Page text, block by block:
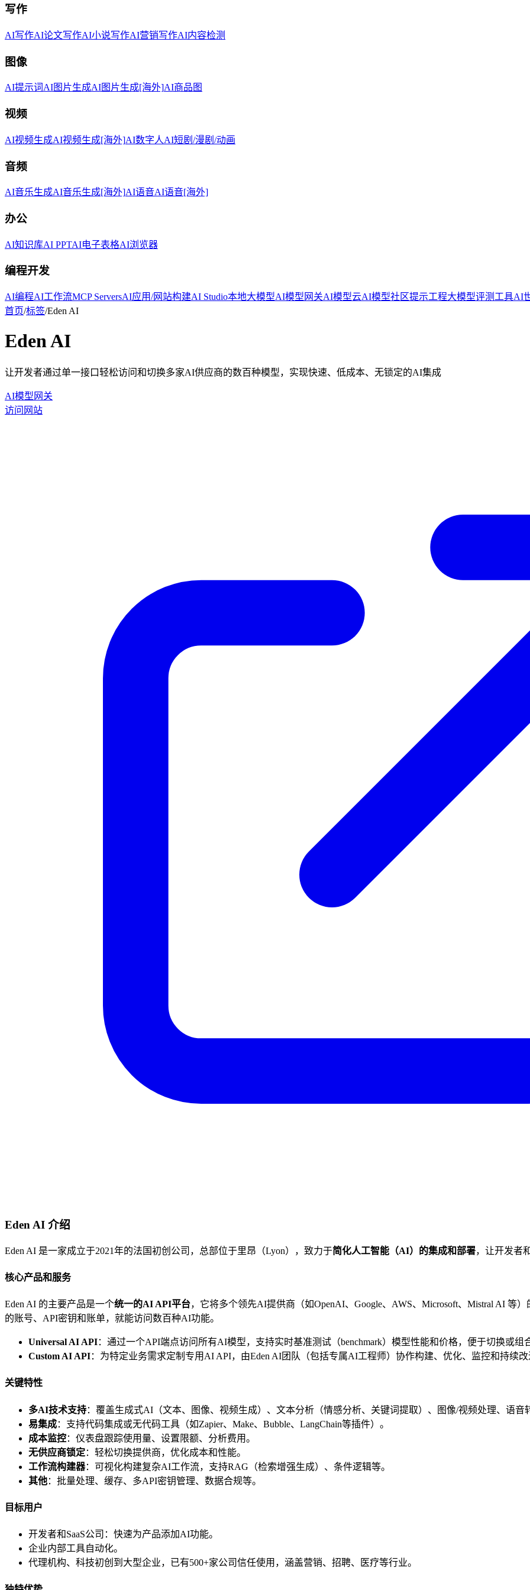
写作
AI写作AI论文写作AI小说写作AI营销写作AI内容检测
图像
AI提示词AI图片生成AI图片生成[海外]AI商品图
视频
AI视频生成AI视频生成[海外]AI数字人AI短剧/漫剧/动画
音频
AI音乐生成AI音乐生成[海外]AI语音AI语音[海外]
办公
AI知识库AI PPTAI电子表格AI浏览器
编程开发
AI编程AI工作流MCP ServersAI应用/网站构建AI Studio本地大模型AI模型网关AI模型云AI模型社区提示工程大模型评测工具AI
首页/标签/Eden AI
Eden AI
让开发者通过单一接口轻松访问和切换多家AI供应商的数百种模型，实现快速、低成本、无锁定的AI集成
AI模型网关
访问网站
Eden AI 介绍
Eden AI 是一家成立于2021年的法国初创公司，总部位于里昂（Lyon），致力于简化人工智能（AI）的集成和部署，让开发者
核心产品和服务
Eden AI 的主要产品是一个统一的AI API平台，它将多个领先AI提供商（如OpenAI、Google、AWS、Microsoft、Mistral AI 等
的账号、API密钥和账单，就能访问数百种AI功能。
Universal AI API：通过一个API端点访问所有AI模型，支持实时基准测试（benchmark）模型性能和价格，便于切换或组
Custom AI API：为特定业务需求定制专用AI API，由Eden AI团队（包括专属AI工程师）协作构建、优化、监控和持续
关键特性
多AI技术支持：覆盖生成式AI（文本、图像、视频生成）、文本分析（情感分析、关键词提取）、图像/视频处理、语音
易集成：支持代码集成或无代码工具（如Zapier、Make、Bubble、LangChain等插件）。
成本监控：仪表盘跟踪使用量、设置限额、分析费用。
无供应商锁定：轻松切换提供商，优化成本和性能。
工作流构建器：可视化构建复杂AI工作流，支持RAG（检索增强生成）、条件逻辑等。
其他：批量处理、缓存、多API密钥管理、数据合规等。
目标用户
开发者和SaaS公司：快速为产品添加AI功能。
企业内部工具自动化。
代理机构、科技初创到大型企业，已有500+家公司信任使用，涵盖营销、招聘、医疗等行业。